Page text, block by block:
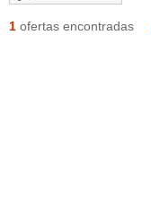
1 ofertas encontradas